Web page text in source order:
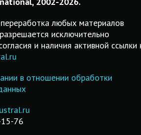
за
рубежом
менеджменту за
рубежом в
специализированных
школах и вузах!
Простая
процедура
IELTS!
любых материалов
исключительно
и наличия активной ссылки
в отношении обработки
76